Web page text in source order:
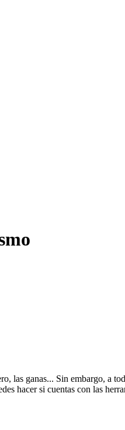
ganas... Sin embargo, a
hacer si cuentas con las